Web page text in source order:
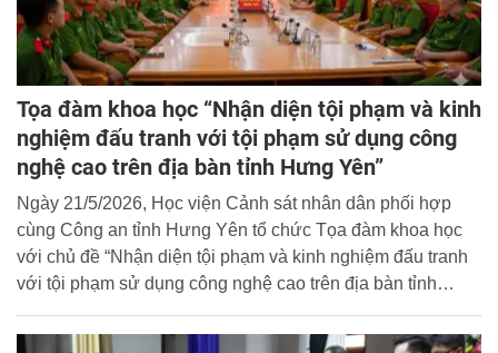
Tọa đàm khoa học “Nhận diện tội phạm và kinh
nghiệm đấu tranh với tội phạm sử dụng công
nghệ cao trên địa bàn tỉnh Hưng Yên”
Ngày 21/5/2026, Học viện Cảnh sát nhân dân phối hợp
cùng Công an tỉnh Hưng Yên tổ chức Tọa đàm khoa học
với chủ đề “Nhận diện tội phạm và kinh nghiệm đấu tranh
với tội phạm sử dụng công nghệ cao trên địa bàn tỉnh
Trưởng phòng Cảnh sát hình sự Công an tỉnh Hưng Yên;